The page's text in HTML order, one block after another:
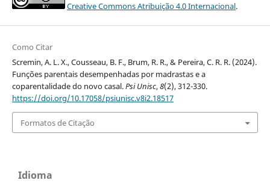
Creative Commons Atribuição 4.0 Internacional.
Como Citar
Scremin, A. L. X., Cousseau, B. F., Brum, R. R., & Pereira, C. R. R. (2024).
Funções parentais desempenhadas por madrastas e a
coparentalidade do novo casal.Psi Unisc,8(2), 312-330.
https://doi.org/10.17058/psiunisc.v8i2.18517
Formatos de Citação
Idioma